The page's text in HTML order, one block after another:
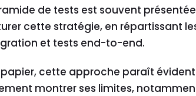
de tests est souvent
cette stratégie, en répartissant
et tests end-to-end.
papier, cette approche paraît
montrer ses limites,